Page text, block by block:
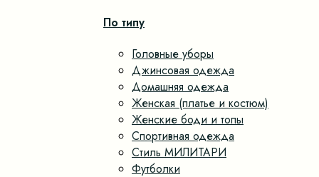
По типу
Головные уборы
Джинсовая одежда
Домашняя одежда
Женская (платье и костюм)
Женские боди и топы
Спортивная одежда
Стиль МИЛИТАРИ
Футболки